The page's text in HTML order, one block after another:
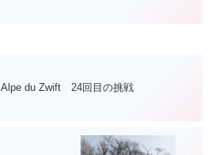
Alpe du Zwift 24回目の挑戦